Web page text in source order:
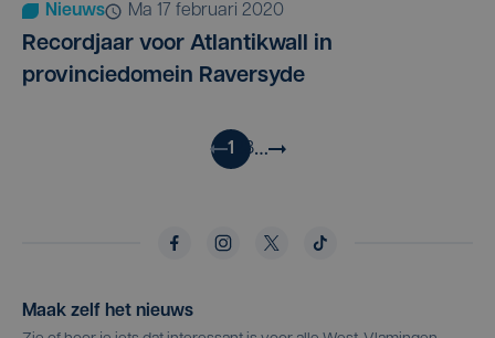
Nieuws ma 17 februari 2020
Recordjaar voor Atlantikwall in
provinciedomein Raversyde
1 3…
Maak zelf het nieuws